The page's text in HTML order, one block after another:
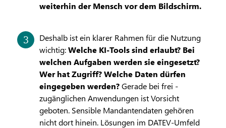
weiterhin der Mensch vor dem Bildschirm.
Deshalb ist ein klarer Rahmen für die Nutzung
wichtig:Welche KI-Tools sind erlaubt? Bei
welchen Aufgaben werden sie eingesetzt?
Wer hat Zugriff? Welche Daten dürfen
eingegeben werden?Gerade bei frei ­
zugänglichen Anwendungen ist Vorsicht
geboten. Sensible Mandantendaten gehören
nicht dort hinein. Lösungen im DATEV-Umfeld